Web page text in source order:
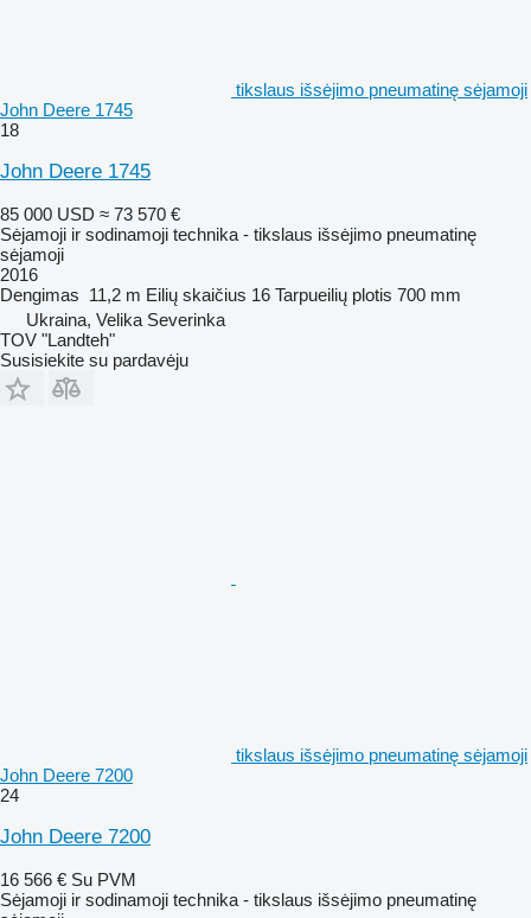
tikslaus išsėjimo pneumatinę sėjamoji
John Deere 1745
18
John Deere 1745
85 000 USD ≈ 73 570 €
Sėjamoji ir sodinamoji technika - tikslaus išsėjimo pneumatinę
sėjamoji
2016
Dengimas 11,2 m Eilių skaičius 16 Tarpueilių plotis 700 mm
Ukraina, Velika Severinka
TOV "Landteh"
Susisiekite su pardavėju
tikslaus išsėjimo pneumatinę sėjamoji
John Deere 7200
24
John Deere 7200
16 566 € Su PVM
Sėjamoji ir sodinamoji technika - tikslaus išsėjimo pneumatinę